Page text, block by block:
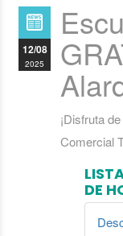
¡Disfruta
Comercial
12/08
2025
DE